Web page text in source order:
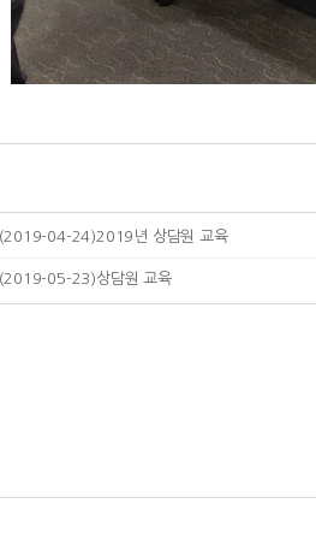
(2019-04-24)2019년 상담원 교육
(2019-05-23)상담원 교육